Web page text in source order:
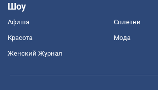
Шоу
Афиша Сплетни
Красота Мода
Женский Журнал